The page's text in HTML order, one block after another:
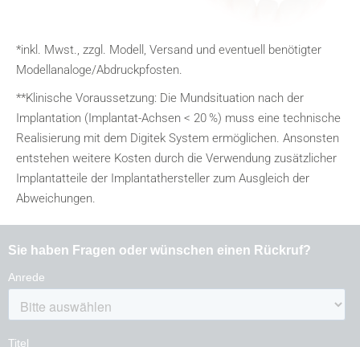
*inkl. Mwst., zzgl. Modell, Versand und eventuell benötigter
Modellanaloge/Abdruckpfosten.
**Klinische Voraussetzung: Die Mundsituation nach der
Implantation (Implantat-Achsen < 20 %) muss eine technische
Realisierung mit dem Digitek System ermöglichen. Ansonsten
entstehen weitere Kosten durch die Verwendung zusätzlicher
Implantatteile der Implantathersteller zum Ausgleich der
Abweichungen.